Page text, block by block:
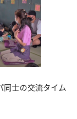
同士の交流タイム